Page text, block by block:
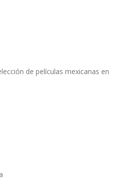
de películas mexicanas en